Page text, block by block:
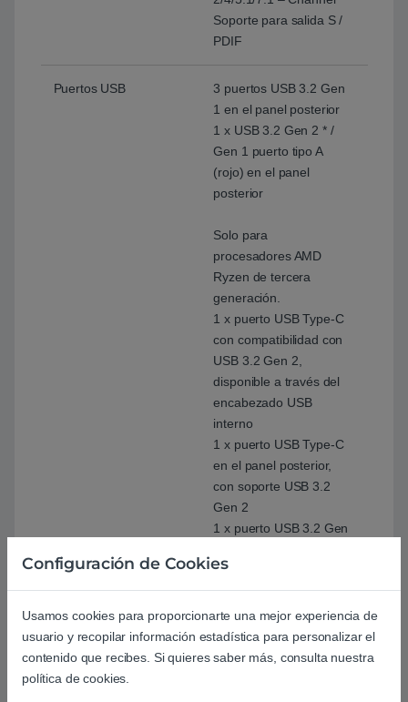
Soporte para salida S /
PDIF
Puertos USB
3 puertos USB 3.2 Gen
1 en el panel posterior
1 x USB 3.2 Gen 2 * /
Gen 1 puerto tipo A
(rojo) en el panel
posterior
Solo para
procesadores AMD
Ryzen de tercera
generación.
1 x puerto USB Type-C
con compatibilidad con
USB 3.2 Gen 2,
disponible a través del
encabezado USB
interno
1 x puerto USB Type-C
en el panel posterior,
con soporte USB 3.2
Gen 2
1 x puerto USB 3.2 Gen
panel posterior
4 puertos USB 3.2 Gen
1 disponibles a través
de los encabezados
USB internos
Configuración de Cookies
Usamos cookies para proporcionarte una mejor experiencia de
usuario y recopilar información estadística para personalizar el
contenido que recibes. Si quieres saber más, consulta nuestra
política de cookies.